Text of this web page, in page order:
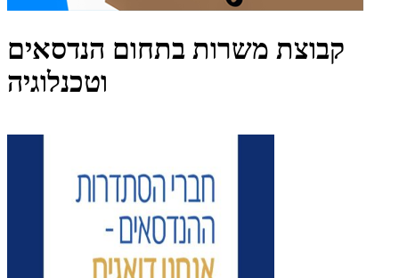
קבוצת משרות בתחום הנדסאים
וטכנלוגיה